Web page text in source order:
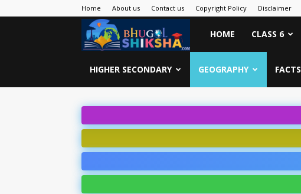
Home About us Contact us Copyright Policy Disclaimer
Bhugol
Shiksha
HOME CLASS 6
HIGHER SECONDARY GEOGRAPHY FACTS